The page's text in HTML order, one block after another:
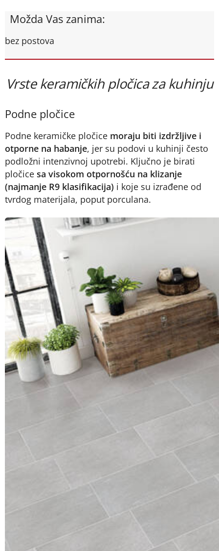
Možda Vas zanima:
bez postova
Vrste keramičkih pločica za kuhinju
Podne pločice
Podne keramičke pločice moraju biti izdržljive i
otporne na habanje, jer su podovi u kuhinji često
podložni intenzivnoj upotrebi. Ključno je birati
pločice sa visokom otpornošću na klizanje
(najmanje R9 klasifikacija) i koje su izrađene od
tvrdog materijala, poput porculana.